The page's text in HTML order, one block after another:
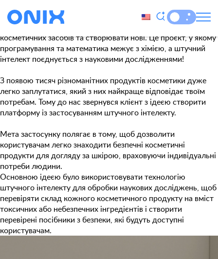
Унікальний мобільний застосунок на основі ШІ, який
допомагає користувачам перевіряти безпечність
косметичних засобів та створювати нові. Це проєкт, у якому
програмування та математика межує з хімією, а штучний
інтелект поєднується з науковими дослідженнями!
З появою тисяч різноманітних продуктів косметики дуже
легко заплутатися, який з них найкраще відповідає твоїм
потребам. Тому до нас звернувся клієнт з ідеєю створити
платформу із застосуванням штучного інтелекту.
Мета застосунку полягає в тому, щоб дозволити
користувачам легко знаходити безпечні косметичні
продукти для догляду за шкірою, враховуючи індивідуальні
потреби людини.
Основною ідеєю було використовувати технологію
штучного інтелекту для обробки наукових досліджень, щоб
перевіряти склад кожного косметичного продукту на вміст
токсичних або небезпечних інгредієнтів і створити
перевірені посібники з безпеки, які будуть доступні
користувачам.